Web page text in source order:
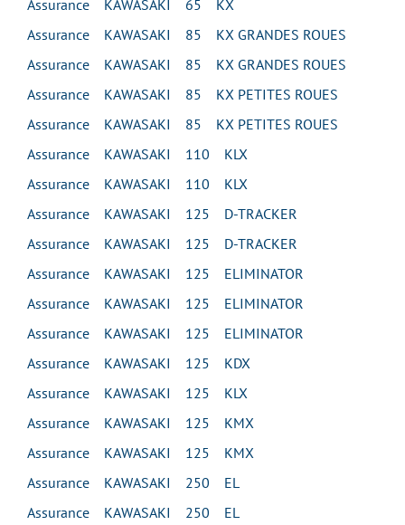
Assurance KAWASAKI 65 KX
Assurance KAWASAKI 85 KX GRANDES ROUES
Assurance KAWASAKI 85 KX GRANDES ROUES
Assurance KAWASAKI 85 KX PETITES ROUES
Assurance KAWASAKI 85 KX PETITES ROUES
Assurance KAWASAKI 110 KLX
Assurance KAWASAKI 110 KLX
Assurance KAWASAKI 125 D-TRACKER
Assurance KAWASAKI 125 D-TRACKER
Assurance KAWASAKI 125 ELIMINATOR
Assurance KAWASAKI 125 ELIMINATOR
Assurance KAWASAKI 125 ELIMINATOR
Assurance KAWASAKI 125 KDX
Assurance KAWASAKI 125 KLX
Assurance KAWASAKI 125 KMX
Assurance KAWASAKI 125 KMX
Assurance KAWASAKI 250 EL
Assurance KAWASAKI 250 EL